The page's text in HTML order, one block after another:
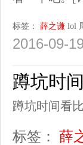
标签： 薛之谦 lol
2016-09-
蹲坑时
蹲坑时间看
标签：
薛